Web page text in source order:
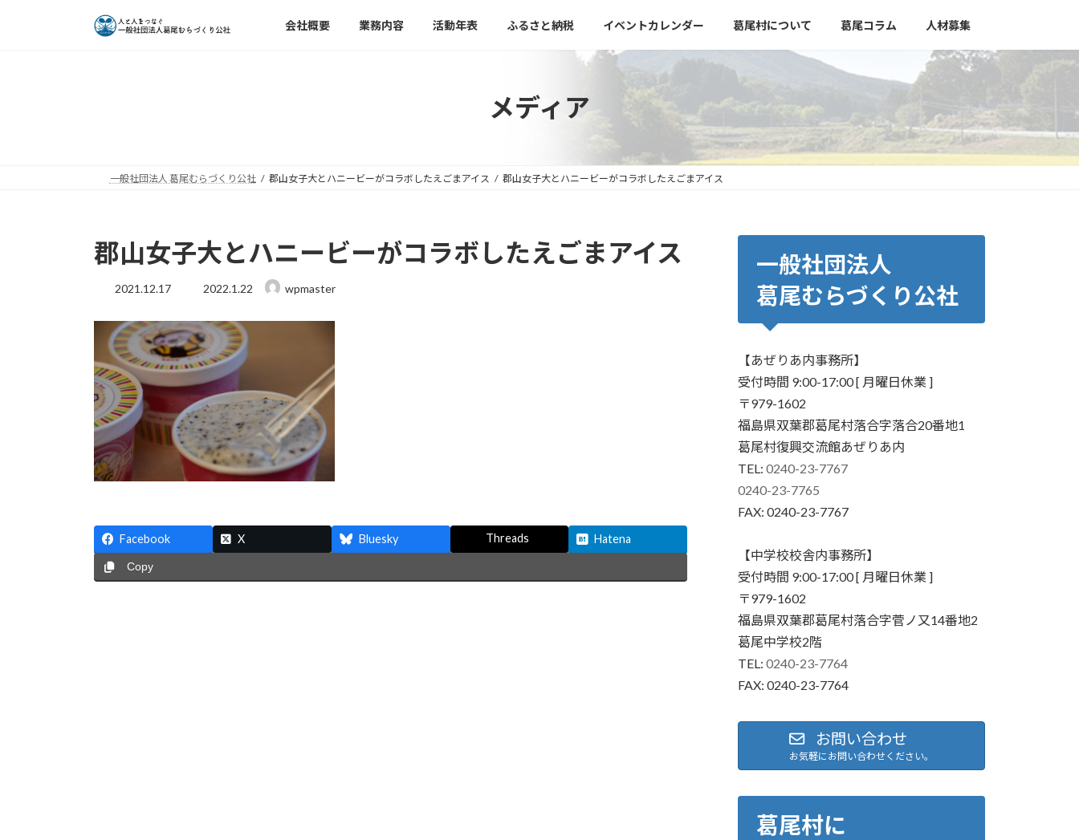
会社概要 業務内容 活動年表 ふるさと納税 イベントカレンダー 葛尾村について 葛尾コラム 人材募集
メディア
一般社団法人 葛尾むらづくり公社 郡山女子大とハニービーがコラボしたえごまアイス 郡山女子大とハニービーがコラボしたえごまアイス
郡山女子大とハニービーがコラボしたえごまアイス
2021.12.17
最
新
日
時
:
2022.1.22 wpmaster
Facebook X Bluesky Threads Hatena
Copy
一般社団法人
葛尾むらづくり公社
【あぜりあ内事務所】
受付時間 9:00-17:00 [ 月曜日休業 ]
〒979-1602
福島県双葉郡葛尾村落合字落合20番地1
葛尾村復興交流館あぜりあ内
TEL:0240-23-7767
0240-23-7765
FAX: 0240-23-7767
【中学校校舎内事務所】
受付時間 9:00-17:00 [ 月曜日休業 ]
〒979-1602
福島県双葉郡葛尾村落合字菅ノ又14番地2
葛尾中学校2階
TEL:0240-23-7764
FAX: 0240-23-7764
お問い合わせ
お気軽にお問い合わせください。
葛尾村に